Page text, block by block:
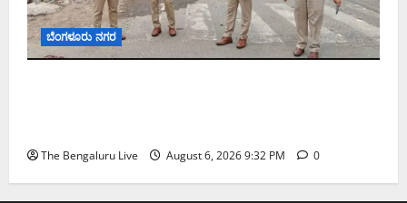
ಬೆಂಗಳೂರು ನಗರ
The Bengaluru Live August 6, 2026 9:32 PM 0